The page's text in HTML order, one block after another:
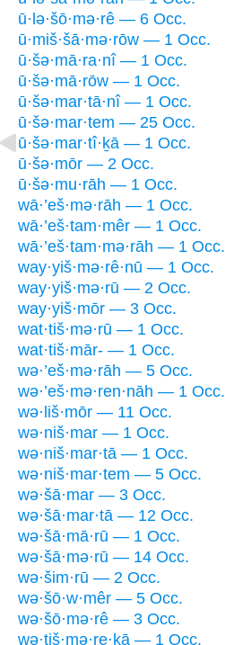
ū·lə·šō·mə·rê — 6 Occ.
ū·miš·šā·mə·rōw — 1 Occ.
ū·šə·mā·ra·nî — 1 Occ.
ū·šə·mā·rōw — 1 Occ.
ū·šə·mar·tā·nî — 1 Occ.
ū·šə·mar·tem — 25 Occ.
ū·šə·mar·tî·ḵā — 1 Occ.
ū·šə·mōr — 2 Occ.
ū·šə·mu·rāh — 1 Occ.
wā·’eš·mə·rāh — 1 Occ.
wā·’eš·tam·mêr — 1 Occ.
wā·’eš·tam·mə·rāh — 1 Occ.
way·yiš·mə·rê·nū — 1 Occ.
way·yiš·mə·rū — 2 Occ.
way·yiš·mōr — 3 Occ.
wat·tiš·mə·rū — 1 Occ.
wat·tiš·mār- — 1 Occ.
wə·’eš·mə·rāh — 5 Occ.
wə·’eš·mə·ren·nāh — 1 Occ.
wə·liš·mōr — 11 Occ.
wə·niš·mar — 1 Occ.
wə·niš·mar·tā — 1 Occ.
wə·niš·mar·tem — 5 Occ.
wə·šā·mar — 3 Occ.
wə·šā·mar·tā — 12 Occ.
wə·šā·mā·rū — 1 Occ.
wə·šā·mə·rū — 14 Occ.
wə·šim·rū — 2 Occ.
wə·šō·w·mêr — 5 Occ.
wə·šō·mə·rê — 3 Occ.
wə·ṯiš·mə·re·kā — 1 Occ.